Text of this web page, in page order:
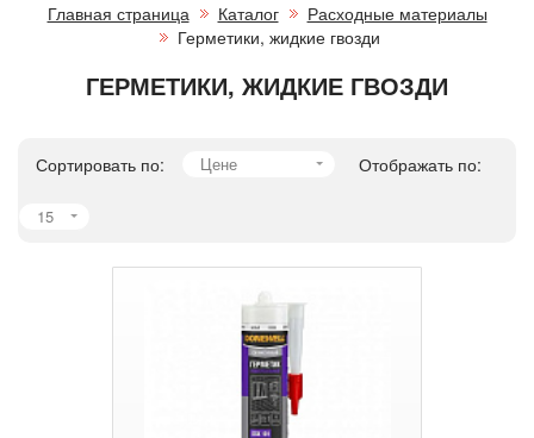
Главная страница Каталог
Расходные материалы
Герметики, жидкие гвозди
ГЕРМЕТИКИ, ЖИДКИЕ ГВОЗДИ
Сортировать по: Цене Отображать по:
15